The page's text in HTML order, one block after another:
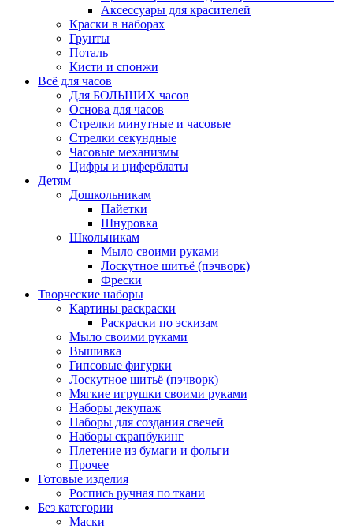
Аксессуары для красителей
Краски в наборах
Грунты
Поталь
Кисти и спонжи
Всё для часов
Для БОЛЬШИХ часов
Основа для часов
Стрелки минутные и часовые
Стрелки секундные
Часовые механизмы
Цифры и циферблаты
Детям
Дошкольникам
Пайетки
Шнуровка
Школьникам
Мыло своими руками
Лоскутное шитьё (пэчворк)
Фрески
Творческие наборы
Картины раскраски
Раскраски по эскизам
Мыло своими руками
Вышивка
Гипсовые фигурки
Лоскутное шитьё (пэчворк)
Мягкие игрушки своими руками
Наборы декупаж
Наборы для создания свечей
Наборы скрапбукинг
Плетение из бумаги и фольги
Прочее
Готовые изделия
Роспись ручная по ткани
Без категории
Маски